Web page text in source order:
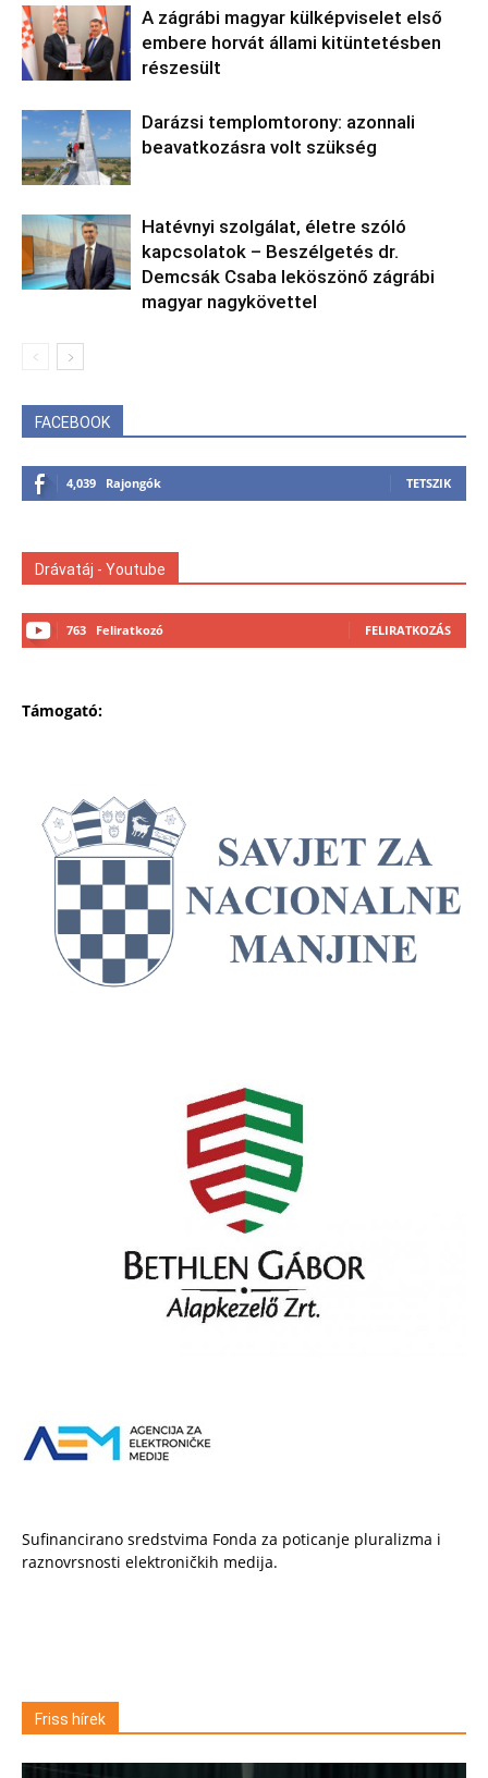
A zágrábi magyar külképviselet első
embere horvát állami kitüntetésben
részesült
Darázsi templomtorony: azonnali
beavatkozásra volt szükség
Hatévnyi szolgálat, életre szóló
kapcsolatok – Beszélgetés dr.
Demcsák Csaba leköszönő zágrábi
magyar nagykövettel
FACEBOOK
4,039 Rajongók TETSZIK
Drávatáj - Youtube
763 Feliratkozó FELIRATKOZÁS
Támogató:
Sufinancirano sredstvima Fonda za poticanje pluralizma i
raznovrsnosti elektroničkih medija.
Friss hírek